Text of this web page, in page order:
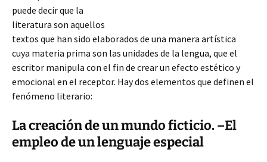
puede decir que la
literatura son aquellos
textos que han sido elaborados de una manera artística
cuya materia prima son las unidades de la lengua, que el
escritor manipula con el fin de crear un efecto estético y
emocional en el receptor. Hay dos elementos que definen el
fenómeno literario:
La creación deun mundo ficticio. –El
empleo de un lenguaje especial